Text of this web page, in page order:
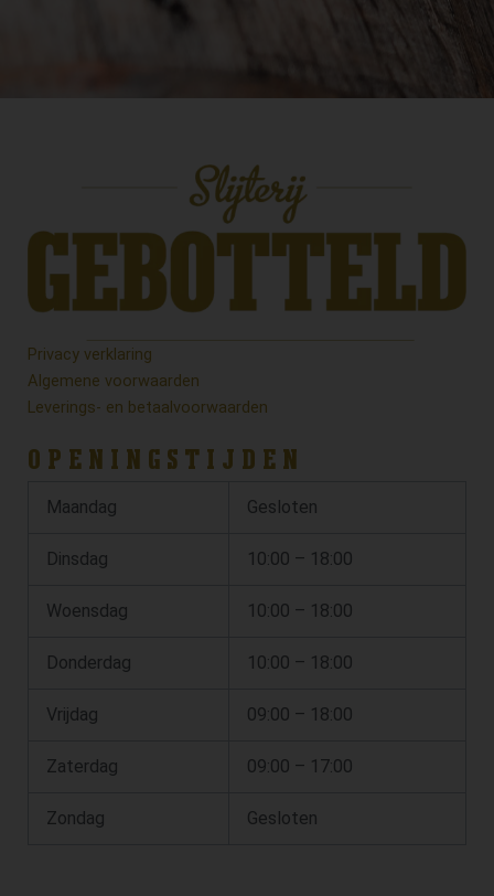
Privacy verklaring
Algemene voorwaarden
Leverings- en betaalvoorwaarden
OPENINGSTIJDEN
Maandag Gesloten
Dinsdag 10:00 – 18:00
Woensdag 10:00 – 18:00
Donderdag 10:00 – 18:00
Vrijdag 09:00 – 18:00
Zaterdag 09:00 – 17:00
Zondag Gesloten